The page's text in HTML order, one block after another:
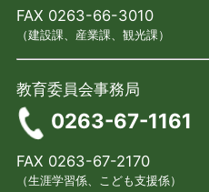
FAX 0263-66-3010
（建設課、産業課、観光課）
教育委員会事務局
0263-67-1161
FAX 0263-67-2170
（生涯学習係、こども支援係）